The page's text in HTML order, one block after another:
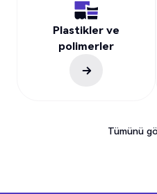
Plastikler ve
polimerler
Tümünü